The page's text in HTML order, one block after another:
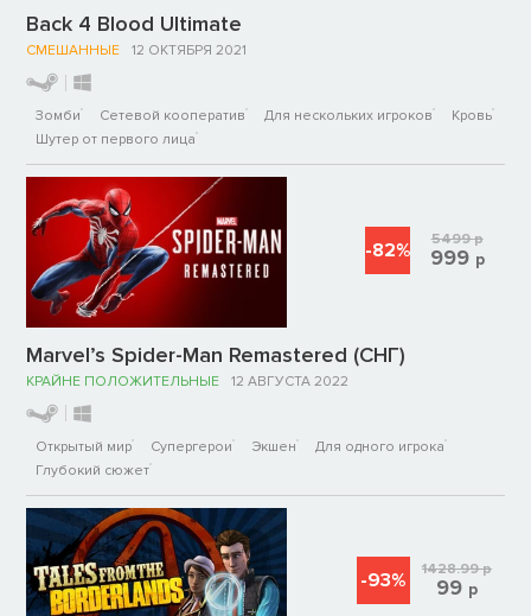
Back 4 Blood Ultimate
СМЕШАННЫЕ 12 ОКТЯБРЯ 2021
Зомби Сетевой кооператив Для нескольких игроков
Кровь
Шутер от первого лица
Marvel’s Spider-Man Remastered (СНГ)
КРАЙНЕ ПОЛОЖИТЕЛЬНЫЕ 12 АВГУСТА 2022
Открытый мир Супергерои Экшен
Для одного игрока
Глубокий сюжет
-82% 5499р
999 р
-93% 1428.99р
99 р